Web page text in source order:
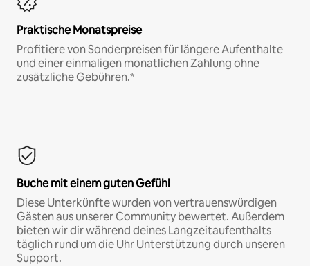
Praktische Monatspreise
Profitiere von Sonderpreisen für längere Aufenthalte
und einer einmaligen monatlichen Zahlung ohne
zusätzliche Gebühren.*
Buche mit einem guten Gefühl
Diese Unterkünfte wurden von vertrauenswürdigen
Gästen aus unserer Community bewertet. Außerdem
bieten wir dir während deines Langzeitaufenthalts
täglich rund um die Uhr Unterstützung durch unseren
Support.